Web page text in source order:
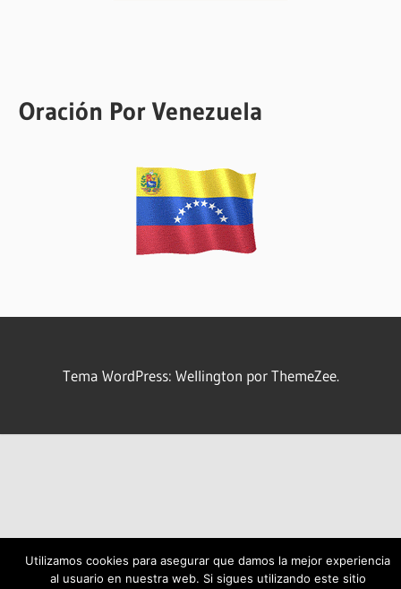
Oración Por Venezuela
Tema WordPress: Wellington por ThemeZee.
Utilizamos cookies para asegurar que damos la mejor experiencia
al usuario en nuestra web. Si sigues utilizando este sitio